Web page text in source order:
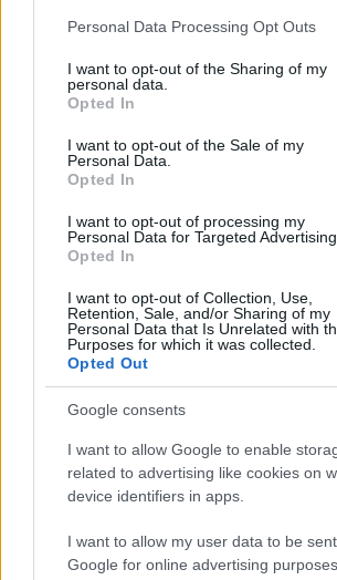
Please note that this website/app uses one
not limited to your visit or usage behaviour.
grant or deny consent to Google and its
use your data for below specified purposes
consent section.
Personal Data Processing Opt Outs
I want to opt-out of the Sharing of my
personal data.
Opted In
I want to opt-out of the Sale of my
Personal Data.
Opted In
I want to opt-out of processing my
Personal Data for Targeted Advertising.
Opted In
I want to opt-out of Collection, Use,
Retention, Sale, and/or Sharing of my
Personal Data that Is Unrelated with
Purposes for which it was collected.
Opted Out
Google consents
I want to allow Google to enable
related to advertising like cookies on
device identifiers in apps.
I want to allow my user data to be
Google for online advertising purposes.
αλλάξουμε την Ελλάδα»
Ολοκληρώθηκε η ομιλία του
Μητσοτάκη για το 11ο
17/12/2017 - 14:39
Η ομιλία του Κυριάκου
Συνέδριο της ΝΔ